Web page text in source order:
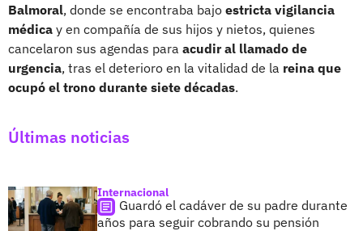
Balmoral, donde se encontraba bajo estricta vigilancia
médica y en compañía de sus hijos y nietos, quienes
cancelaron sus agendas para acudir al llamado de
urgencia, tras el deterioro en la vitalidad de la reina que
ocupó el trono durante siete décadas.
Últimas noticias
Internacional
Guardó el cadáver de su padre durante
años para seguir cobrando su pensión